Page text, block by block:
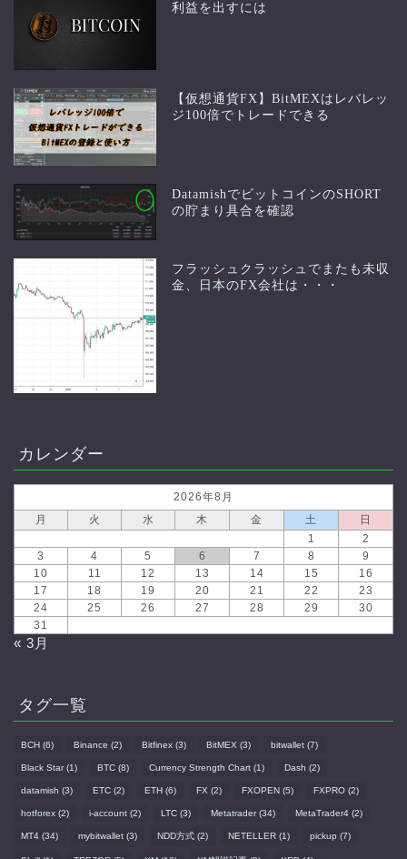
利益を出すには
【仮想通貨FX】BitMEXはレバレッ
ジ100倍でトレードできる
DatamishでビットコインのSHORT
の貯まり具合を確認
フラッシュクラッシュでまたも未収
金、日本のFX会社は・・・
カレンダー
2026年8月
月
火 水 木 金 土
日
1
2
3
4 5 6 7 8
9
10
11 12 13 14 15
16
17
18 19 20 21 22
23
24
25 26 27 28 29
30
31
« 3月
タグ一覧
BCH (6) Binance (2) Bitfinex (3) BitMEX (3) bitwallet (7)
Black Star(1) BTC (8) Currency Strength Chart (1) Dash (2)
datamish (3) ETC (2) ETH (6) FX (2) FXOPEN (5) FXPRO (2)
hotforex (2) i-account (2) LTC (3) Metatrader(34) MetaTrader4 (2)
MT4 (34) mybitwallet (3) NDD方式 (2) NETELLER (1) pickup (7)